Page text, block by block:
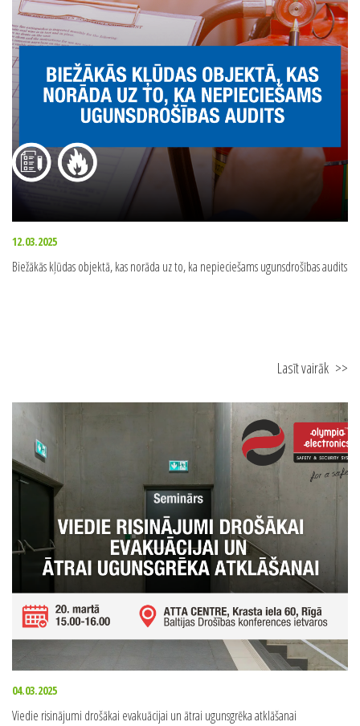
12.03.2025
Biežākās kļūdas objektā, kas norāda uz to, ka nepieciešams ugunsdrošības audits
Lasīt vairāk >>
04.03.2025
Viedie risinājumi drošākai evakuācijai un ātrai ugunsgrēka atklāšanai